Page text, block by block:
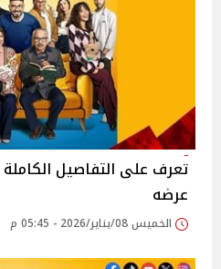
تعرف على التفاصيل
عرضه
الخميس 08/يناير/2026 - 05:45 م